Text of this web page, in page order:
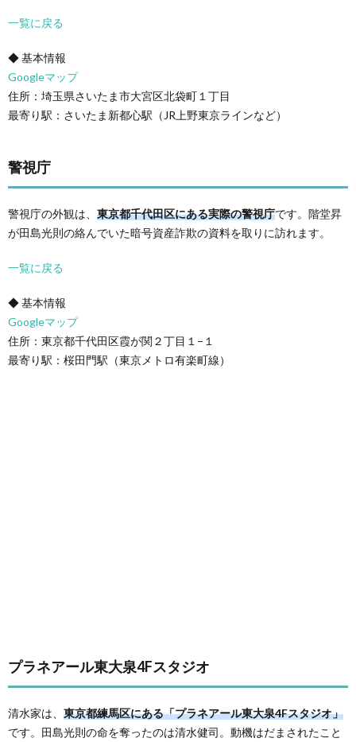
一覧に戻る
◆ 基本情報
Googleマップ
住所：埼玉県さいたま市大宮区北袋町１丁目
最寄り駅：さいたま新都心駅（JR上野東京ラインなど）
警視庁
警視庁の外観は、 東京都千代田区にある実際の警視庁です。階堂昇
が田島光則の絡んでいた暗号資産詐欺の資料を取りに訪れます。
一覧に戻る
◆ 基本情報
Googleマップ
住所：東京都千代田区霞が関２丁目１−１
最寄り駅：桜田門駅（東京メトロ有楽町線）
プラネアール東大泉4Fスタジオ
清水家は、 東京都練馬区にある「プラネアール東大泉4Fスタジオ」
です。田島光則の命を奪ったのは清水健司。動機はだまされたこと